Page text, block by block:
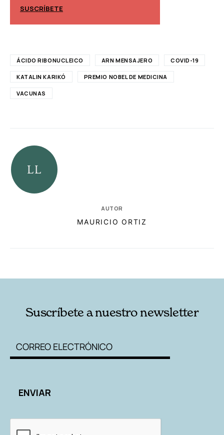
SUSCRÍBETE
ÁCIDO RIBONUCLEICO ARN MENSAJERO COVID-19
KATALIN KARIKÓ PREMIO NOBEL DE MEDICINA
VACUNAS
AUTOR
MAURICIO ORTIZ
Suscríbete a nuestro newsletter